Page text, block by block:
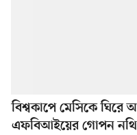
বিশ্বকাপে মেসিকে ঘিরে
এফবিআইয়ের গোপন